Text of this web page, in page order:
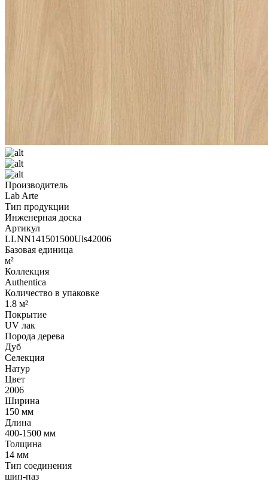
Производитель
Lab Arte
Тип продукции
Инженерная доска
Артикул
LLNN141501500Uls42006
Базовая единица
м²
Коллекция
Authentica
Количество в упаковке
1.8 м²
Покрытие
UV лак
Порода дерева
Дуб
Селекция
Натур
Цвет
2006
Ширина
150 мм
Длина
400-1500 мм
Толщина
14 мм
Тип соединения
шип-паз